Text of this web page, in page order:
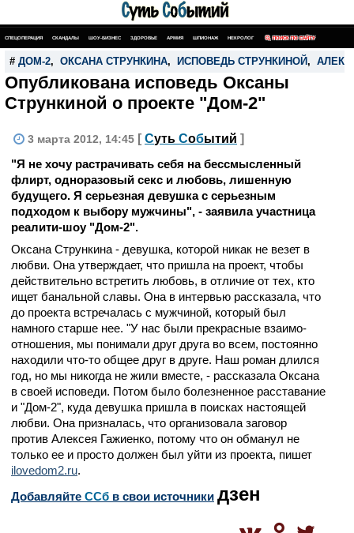
СПЕЦОПЕРАЦИЯ СКАНДАЛЫ ШОУ-БИЗНЕС ЗДОРОВЬЕ АРМИЯ ШПИОНАЖ НЕКРОЛОГ ПОИСК ПО САЙТУ
# ДОМ-2, ОКСАНА СТРУНКИНА, ИСПОВЕДЬ СТРУНКИНОЙ ,
Опубликована исповедь Оксаны
Стрункиной о проекте "Дом-2"
3 марта 2012, 14:45 [ Суть Событий ]
"Я не хочу растра­чивать себя на бессмысленный
флирт, одноразовый секс и любовь, лишенную
будущего. Я серьезная девушка с се­рьезным
подходом к выбору мужчины", - заявила участница
реалити-шоу "Дом-2".
Оксана Стрункина - девушка, которой никак не везет в
любви. Она утверждает, что пришла на проект, чтобы
действительно встретить любовь, в отличие от тех, кто
ищет банальной славы. Она в интервью рассказала, что
до проекта встречалась с муж­чиной, который был
намного старше нее. "У нас были прекрасные взаимо­
отношения, мы понимали друг друга во всем, постоянно
находили что-то общее друг в друге. Наш роман длился
год, но мы никогда не жили вместе, - рассказала Оксана
в своей исповеди. Потом было болезненное расставание
и "Дом-2", куда девушка пришла в поисках настоящей
любви. Она призналась, что организовала заговор
против Алексея Гажиенко, потому что он обманул не
только ее и просто должен был уйти из проекта, пишет
ilovedom2.ru.
Добавляйте CСб в свои источники дзен